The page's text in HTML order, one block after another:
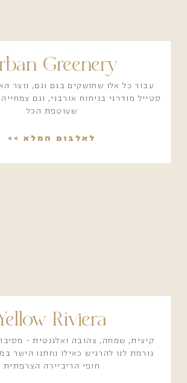
Yellow Riviera
קיצית, שמחה, צהובה ואלגנטית -
גורמת לנו להרגיש כאילו נחתנו הישר
חופי הריביירה הצרפתית
Greenery
עבור כל אלו שחושקים בגם וגם, נוצר
סטייל מודרני בניחוח אורבני, וגם
שעוטפת הכל
לאלבום המלא >>